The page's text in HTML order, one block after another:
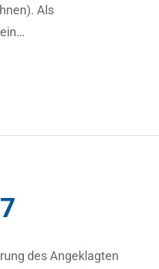
Als
des Angeklagten